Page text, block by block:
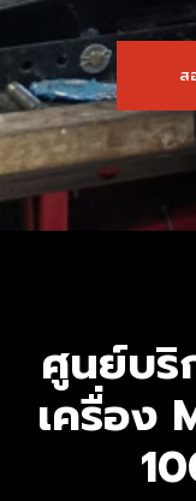
ส
ศูนย์บริ
เครื่อง